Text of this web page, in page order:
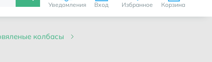
Уведомления Вход Избранное Корзина
колбасы